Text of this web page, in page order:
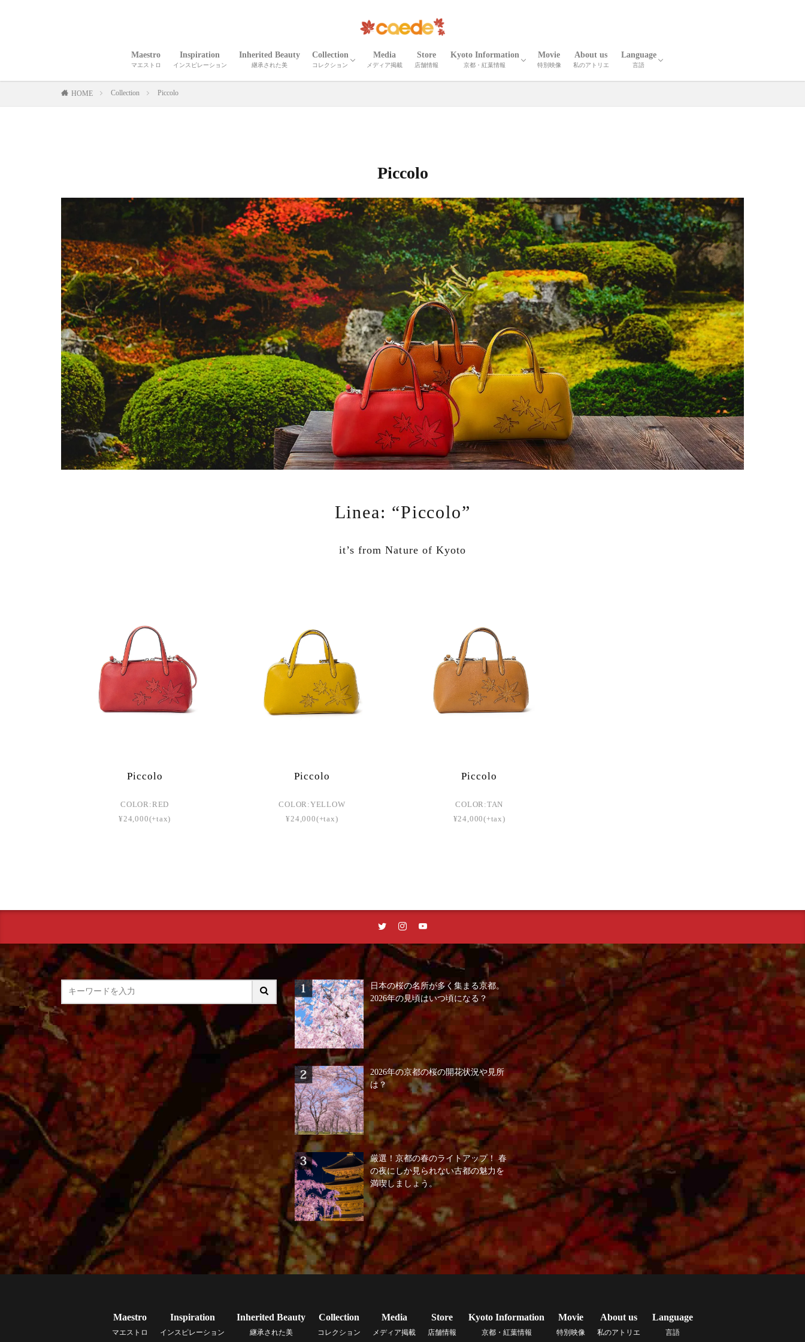
Maestro
マエストロ
Inspiration
インスピレーション
Inherited Beauty
継承された美
Collection
コレクション
CORTEO
ETNA
Madeira
Iris
Palma
Shrink Madeira
Shrink Cube
Cardona
ELLISSE
Shrink Zima
Zima
Recicli ZIMA
Zima leather goods
Prima Bolta
CORTEO MICHELA
Numero
Serena
Wrinkle Serena
Cerberus３
Wrinkle CERBERUS 3
Camouflage Cerberus 3
Adria Misto Cerberus 3
Twill Nylon Misto Cerberus 3
Stella Misto Cerberus
Stella Misto Ruck
Stella Misto Flap
Misto
Miranda
Miranda Ruck
Stella Reversible
Stella Ruck
Maiko Puzzle
Milano Canvas
OTHER
Media
メディア掲載
Store
店舗情報
Kyoto Information
京都・紅葉情報
京都の紅葉
京都・春夏秋冬
京都の名刹・観光情報
京都の伝統工芸・職人技
Movie
特別映像
About us
私のアトリエ
Language
言語
英語
中国語
HOME Collection Piccolo
Piccolo
Linea: “Piccolo”
it’s from Nature of Kyoto
Piccolo
COLOR:RED
¥24,000(+tax)
Piccolo
COLOR:YELLOW
¥24,000(+tax)
Piccolo
COLOR:TAN
¥24,000(+tax)
日本の桜の名所が多く集まる京都。
2026年の見頃はいつ頃になる？
2026年の京都の桜の開花状況や見所
は？
厳選！京都の春のライトアップ！ 春
の夜にしか見られない古都の魅力を
満喫しましょう。
Maestro
マエストロ
Inspiration
インスピレーション
Inherited Beauty
継承された美
Collection
コレクション
Media
メディア掲載
Store
店舗情報
Kyoto Information
京都・紅葉情報
Movie
特別映像
About us
私のアトリエ
Language
言語